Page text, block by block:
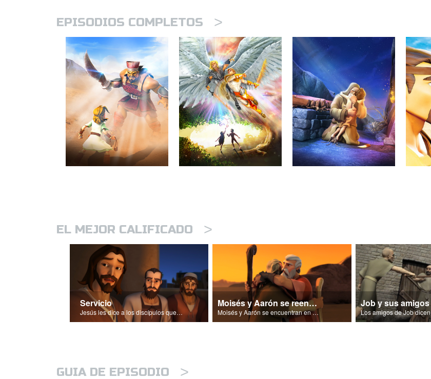
EPISODIOS COMPLETOS >
EL MEJOR CALIFICADO >
Servicio
Jesús les dice a los discípulos que los líderes deben ser siervos.
Moisés y Aarón se reencuentran
Moisés y Aarón se encuentran en el desierto
Job y sus amigos
GUIA DE EPISODIO >